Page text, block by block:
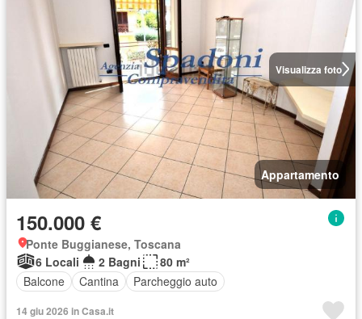
Visualizza foto
Appartamento
150.000 €
Ponte Buggianese, Toscana
6 Locali
2 Bagni
80 m²
Balcone
Cantina Parcheggio auto
14 giu 2026 in Casa.it